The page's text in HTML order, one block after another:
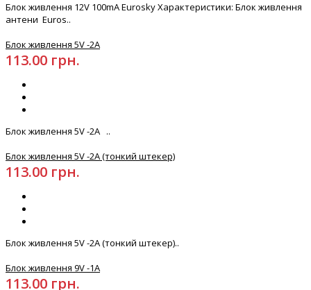
Блок живлення 12V 100mA Eurosky Характеристики: Блок живлення
антени Euros..
Блок живлення 5V -2А
113.00 грн.
Блок живлення 5V -2А ..
Блок живлення 5V -2А (тонкий штекер)
113.00 грн.
Блок живлення 5V -2А (тонкий штекер)..
Блок живлення 9V -1А
113.00 грн.